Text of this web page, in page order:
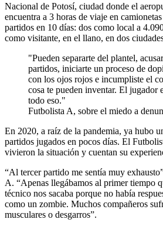
Nacional de Potosí, ciudad donde el
encuentra a 3 horas de viaje en
partidos en 10 días: dos como local a
como visitante, en el llano, en dos
Pueden separarte del plantel,
partidos, iniciarte un proceso de
con los ojos rojos e incumpliste el
cosa te pueden inventar. El jugador
todo eso.
Futbolista A, sobre el miedo a
En 2020, a raíz de la pandemia, ya hubo
partidos jugados en pocos días. El
vivieron la situación y cuentan su
“Al tercer partido me sentía muy
A. “Apenas llegábamos al primer tiempo
técnico nos sacaba porque no había
como un zombie. Muchos compañeros
musculares o desgarros”.